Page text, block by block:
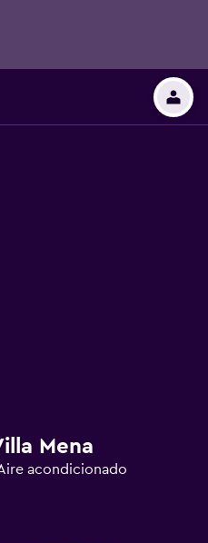
Mena
acondicionado